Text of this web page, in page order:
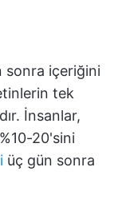
sonra içeriğini
tek
İnsanlar,
20'sini
üç gün sonra